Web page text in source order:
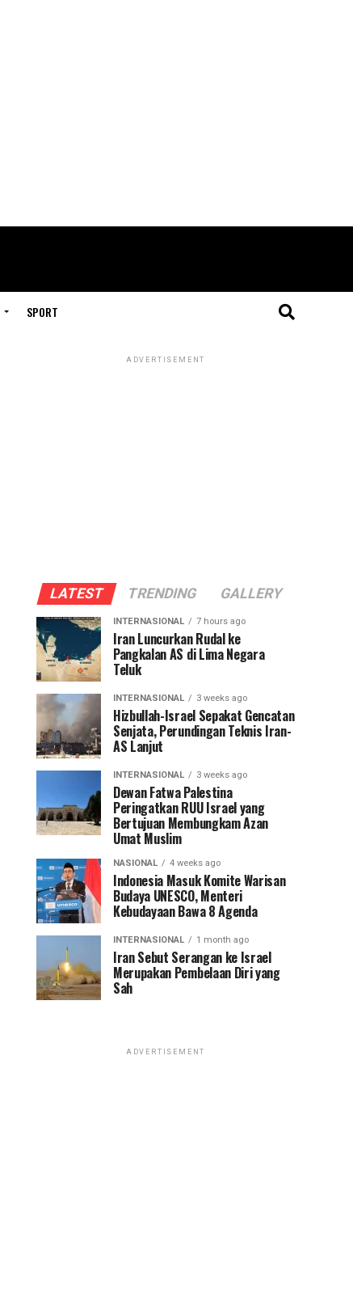
SPORT
ADVERTISEMENT
LATEST TRENDING GALLERY
INTERNASIONAL 7 hours ago
Iran Luncurkan Rudal ke
Pangkalan AS di Lima Negara
Teluk
INTERNASIONAL 3 weeks ago
Hizbullah-Israel Sepakat Gencatan
Senjata, Perundingan Teknis Iran-
AS Lanjut
INTERNASIONAL 3 weeks ago
Dewan Fatwa Palestina
Peringatkan RUU Israel yang
Bertujuan Membungkam Azan
Umat Muslim
NASIONAL 4 weeks ago
Indonesia Masuk Komite Warisan
Budaya UNESCO, Menteri
Kebudayaan Bawa 8 Agenda
INTERNASIONAL 1 month ago
Iran Sebut Serangan ke Israel
Merupakan Pembelaan Diri yang
Sah
ADVERTISEMENT